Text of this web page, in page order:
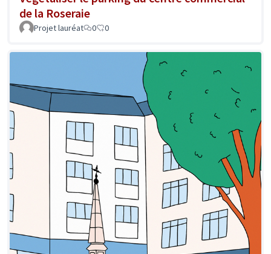
de la Roseraie
Projet lauréat 0 0